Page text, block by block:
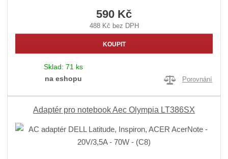
590 Kč
488 Kč bez DPH
KOUPIT
Sklad: 71 ks
na eshopu
Porovnání
Adaptér pro notebook Aec Olympia LT386SX